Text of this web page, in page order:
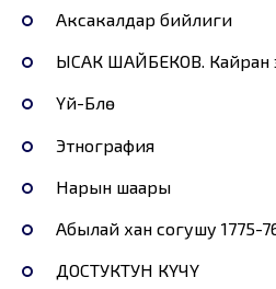
Аксакалдар бийлиги
ЫСАК ШАЙБЕКОВ. Кайран
Үй-Бүлө
Этнография
Нарын шаары
Абылай хан согушу 1775-
ДОСТУКТУН КҮЧҮ